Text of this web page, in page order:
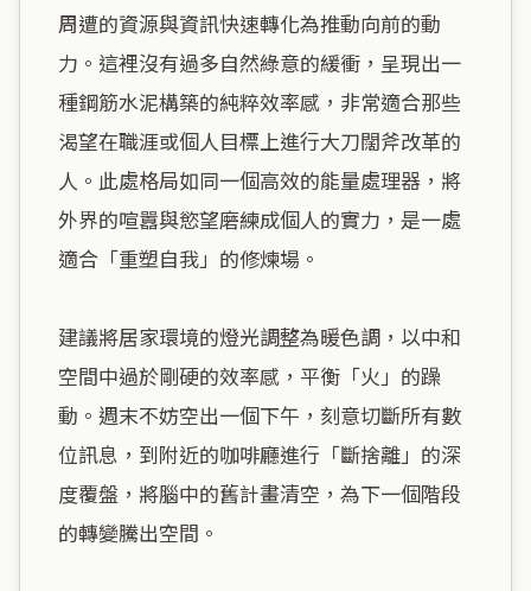
周遭的資源與資訊快速轉化為推動向前的動
力。這裡沒有過多自然綠意的緩衝，呈現出一
種鋼筋水泥構築的純粹效率感，非常適合那些
渴望在職涯或個人目標上進行大刀闊斧改革的
人。此處格局如同一個高效的能量處理器，將
外界的喧囂與慾望磨練成個人的實力，是一處
適合「重塑自我」的修煉場。
建議將居家環境的燈光調整為暖色調，以中和
空間中過於剛硬的效率感，平衡「火」的躁
動。週末不妨空出一個下午，刻意切斷所有數
位訊息，到附近的咖啡廳進行「斷捨離」的深
度覆盤，將腦中的舊計畫清空，為下一個階段
的轉變騰出空間。